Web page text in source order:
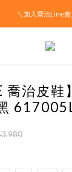
＼加入喬治Line會
喬治皮